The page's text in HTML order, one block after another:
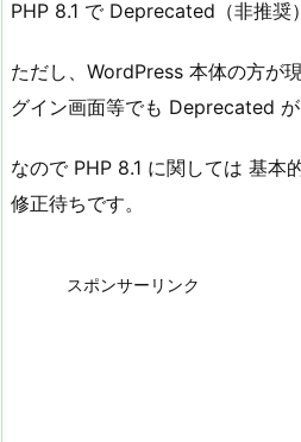
PHP 8.1 で Deprecated（非推奨
ただし、WordPress 本体の方が
グイン画面等でも Deprecated が
なので PHP 8.1 に関しては 基本
修正待ちです。
スポンサーリンク